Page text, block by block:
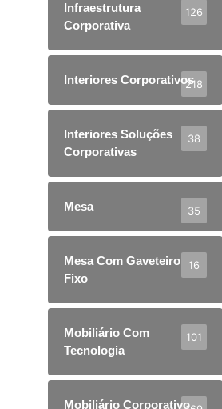
Infraestrutura
Corporativa
126
Interiores Corporativos218
Interiores Soluções
Corporativas
38
Mesa 35
Mesa Com Gaveteiro
Fixo
16
Mobiliário Com
Tecnologia
101
Mobiliário Corporativo